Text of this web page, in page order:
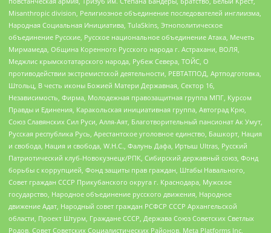
Misanthropic division, Религиозное объединение последователей инглиизма,
Народная Социальная Инициатива, TulaSkins, Этнополитическое
объединение Русские, Русское национальное объединение Атака, Мечеть
Мирмамеда, Община Коренного Русского народа г. Астрахани, ВОЛЯ,
Меджлис крымскотатарского народа, Рубеж Севера, ТОЙС, О
противодействии экстремистской деятельности, РЕВТАТПОД, Артподготовка,
Штольц, В честь иконы Божией Матери Державная, Сектор 16,
Независимость, Фирма, Молодежная правозащитная группа МПГ, Курсом
Правды и Единения, Каракольская инициативная группа, Автоград Крю,
Союз Славянских Сил Руси, Алля-Аят, Благотворительный пансионат Ак Умут,
Русская республика Русь, Арестантское уголовное единство, Башкорт, Нация
и свобода, Нация и свобода, W.H.С., Фалунь Дафа, Иртыш Ultras, Русский
Патриотический клуб-Новокузнецк/РПК, Сибирский державный союз, Фонд
борьбы с коррупцией, Фонд защиты прав граждан, Штабы Навального,
Совет граждан СССР Прикубанского округа г. Краснодара, Мужское
государство, Народное объединение русского движения, Народное
движение Адат, Народный совет граждан РСФСР СССР Архангельской
области, Проект Штурм, Граждане СССР, Держава Союз Советских Светлых
Родов, Совет Советских Социалистических Районов, Meta Platforms Inc,